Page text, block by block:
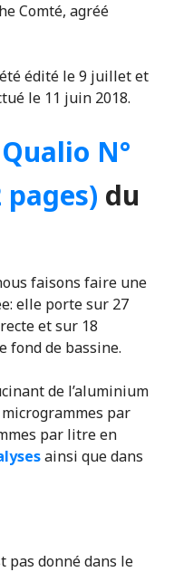
Comté, agréé
édité le 9 juillet et
le 11 juin 2018.
N°
pages) du
faisons faire une
elle porte sur 27
et sur 18
fond de bassine.
de l’aluminium
par
par litre en
ainsi que dans
pas donné dans le